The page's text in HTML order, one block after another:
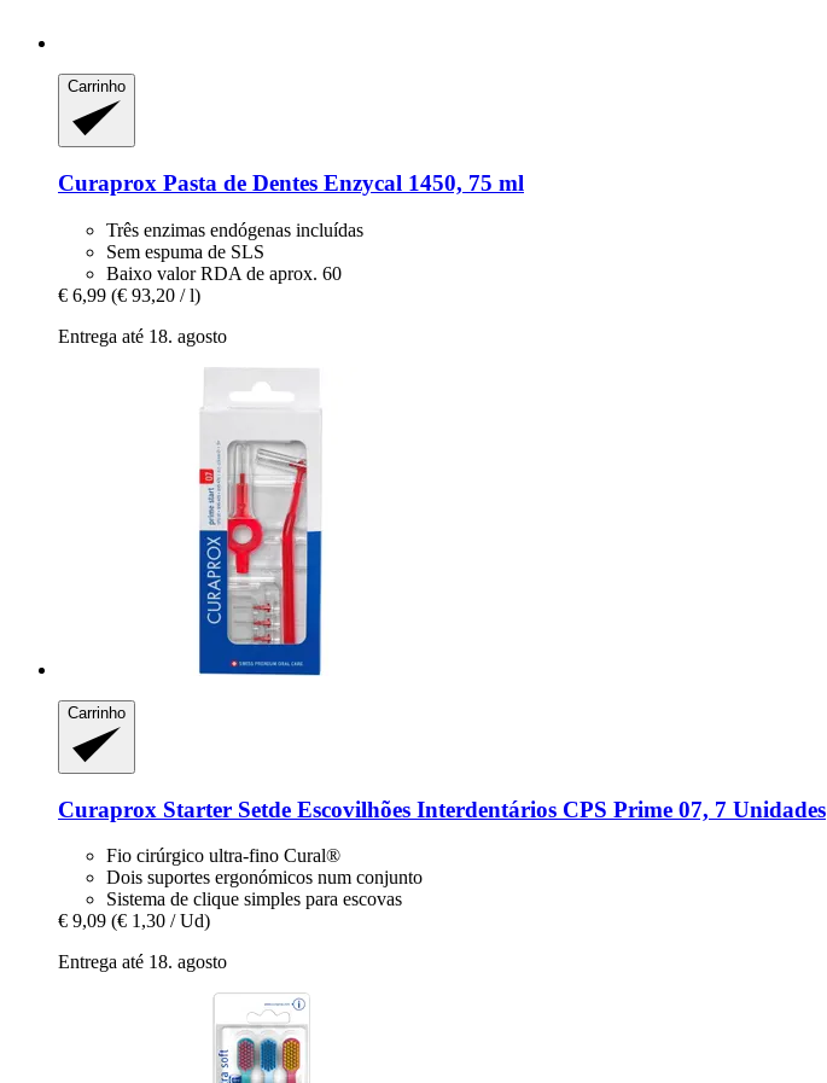
Carrinho
Curaprox Pasta de Dentes Enzycal 1450, 75 ml
Três enzimas endógenas incluídas
Sem espuma de SLS
Baixo valor RDA de aprox. 60
€ 6,99 (€ 93,20 / l)
Entrega até 18. agosto
Carrinho
Curaprox Starter Setde Escovilhões Interdentários CPS Prime 07, 7 Unidades
Fio cirúrgico ultra-fino Cural®
Dois suportes ergonómicos num conjunto
Sistema de clique simples para escovas
€ 9,09 (€ 1,30 / Ud)
Entrega até 18. agosto